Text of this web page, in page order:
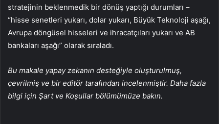
stratejinin beklenmedik bir dönüş yaptığı durumları –
“hisse senetleri yukarı, dolar yukarı, Büyük Teknoloji aşağı,
Avrupa döngüsel hisseleri ve ihracatçıları yukarı ve AB
bankaları aşağı” olarak sıraladı.
Bu makale yapay zekanın desteğiyle oluşturulmuş,
çevrilmiş ve bir editör tarafından incelenmiştir. Daha fazla
bilgi için Şart ve Koşullar bölümümüze bakın.